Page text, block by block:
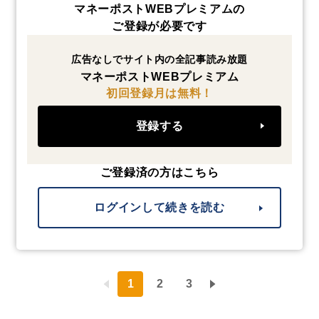
マネーポストWEBプレミアムの
ご登録が必要です
広告なしでサイト内の全記事読み放題
マネーポストWEBプレミアム
初回登録月は無料！
登録する
ご登録済の方はこちら
ログインして続きを読む
1 2 3